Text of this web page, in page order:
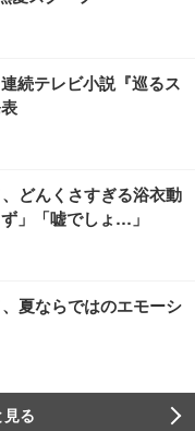
続テレビ小説『巡るス
どんくさすぎる浴衣動
」「嘘でしょ…」
夏ならではのエモーシ
る